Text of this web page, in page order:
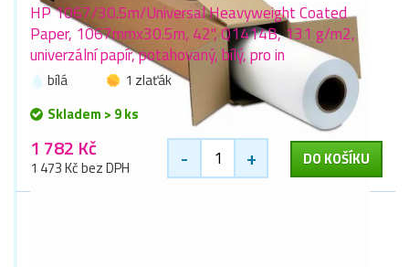
HP 1067/30.5m/Universal Heavyweight Coated
Paper, 1067mmx30.5m, 42", Q1414B, 131 g/m2,
univerzální papír, potahovaný, bílý, pro in
bílá
1 zlaťák
Skladem > 9 ks
1 782 Kč
1 473 Kč bez DPH - + DO KOŠÍKU